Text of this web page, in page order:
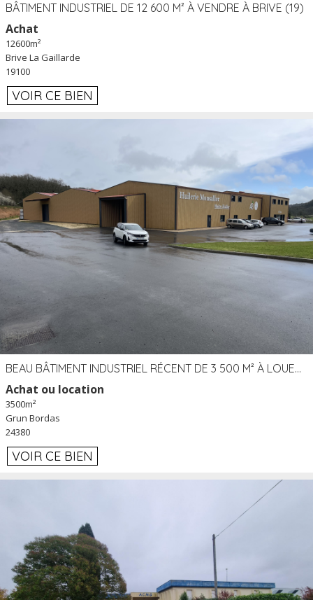
BÂTIMENT INDUSTRIEL DE 12 600 M² À VENDRE À BRIVE (19)
Achat
12600m²
Brive La Gaillarde
19100
VOIR CE BIEN
BEAU BÂTIMENT INDUSTRIEL RÉCENT DE 3 500 M² À LOUER OU VENDRE PROCHE PÉRIGUEUX (24)
Achat ou location
3500m²
Grun Bordas
24380
VOIR CE BIEN